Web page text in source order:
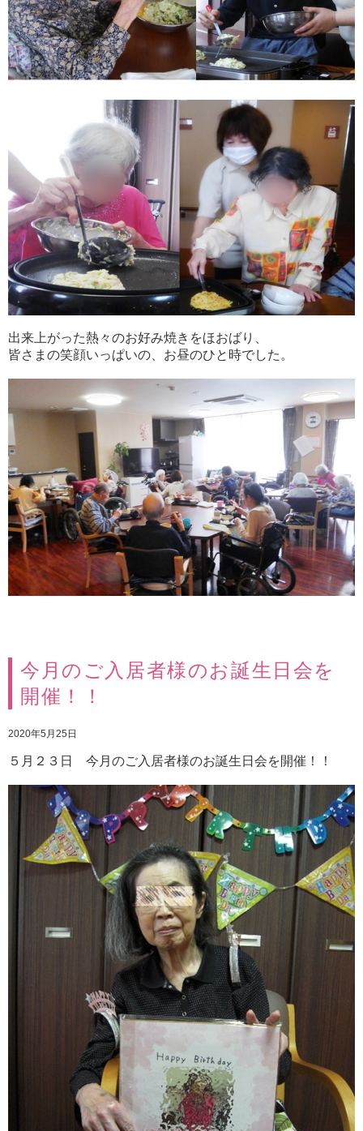
出来上がった熱々のお好み焼きをほおばり、
皆さまの笑顔いっぱいの、お昼のひと時でした。
今月のご入居者様のお誕生日会を
開催！！
2020年5月25日
５月２３日 今月のご入居者様のお誕生日会を開催！！